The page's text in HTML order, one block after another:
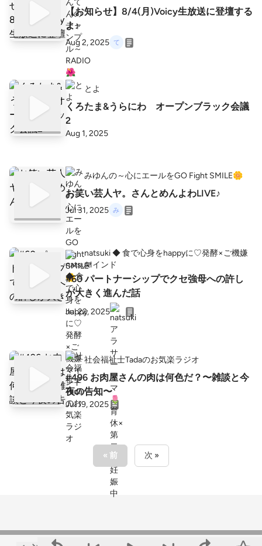
【お知らせ】8/4(月)Voicy生放送に登壇する
よ♪
Aug 2, 2025
とよ
くろたま&うらにわ オープンブラック会議
2
Aug 1, 2025
みゆんの～心にエールをGO Fight SMILE🌼
お笑い芸人ヤ。さんとめんよわLIVE♪
Jul 31, 2025
natsuki ◆ 食で心身をhappyに♡発酵×ご機嫌
マインド
#60 パートナーシップでクセ強母への許し
が大きく進んだ話
Jul 22, 2025
社会福祉士Tadaのお気楽ラジオ
#496 お肉屋さんの肉は何色だ？〜雑談と今
夜の告知〜
Jul 19, 2025
« 前 次 »